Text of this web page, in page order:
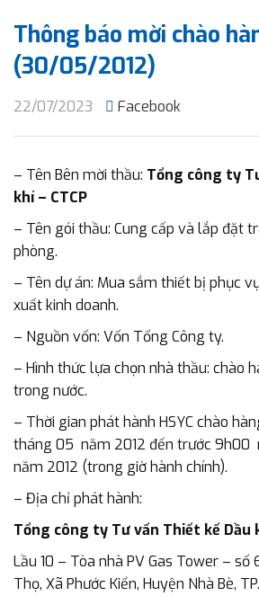
Thông báo mời chào
(30/05/2012)
22/07/2023 Facebook
– Tên Bên mời thầu: Tổng công ty
khí – CTCP
– Tên gói thầu: Cung cấp và lắp đặt
phòng.
– Tên dự án: Mua sắm thiết bị phục
xuất kinh doanh.
– Nguồn vốn: Vốn Tổng Công ty.
– Hình thức lựa chọn nhà thầu: chào
trong nước.
– Thời gian phát hành HSYC chào
tháng 05 năm 2012 đến trước 9h00
năm 2012 (trong giờ hành chính).
– Địa chỉ phát hành:
Tổng công ty Tư vấn Thiết kế Dầu
Lầu 10 – Tòa nhà PV Gas Tower – số
Thọ, Xã Phước Kiển, Huyện Nhà Bè,